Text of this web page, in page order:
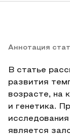
Аннотация
В статье
развития
возрасте, на
и генетика.
является